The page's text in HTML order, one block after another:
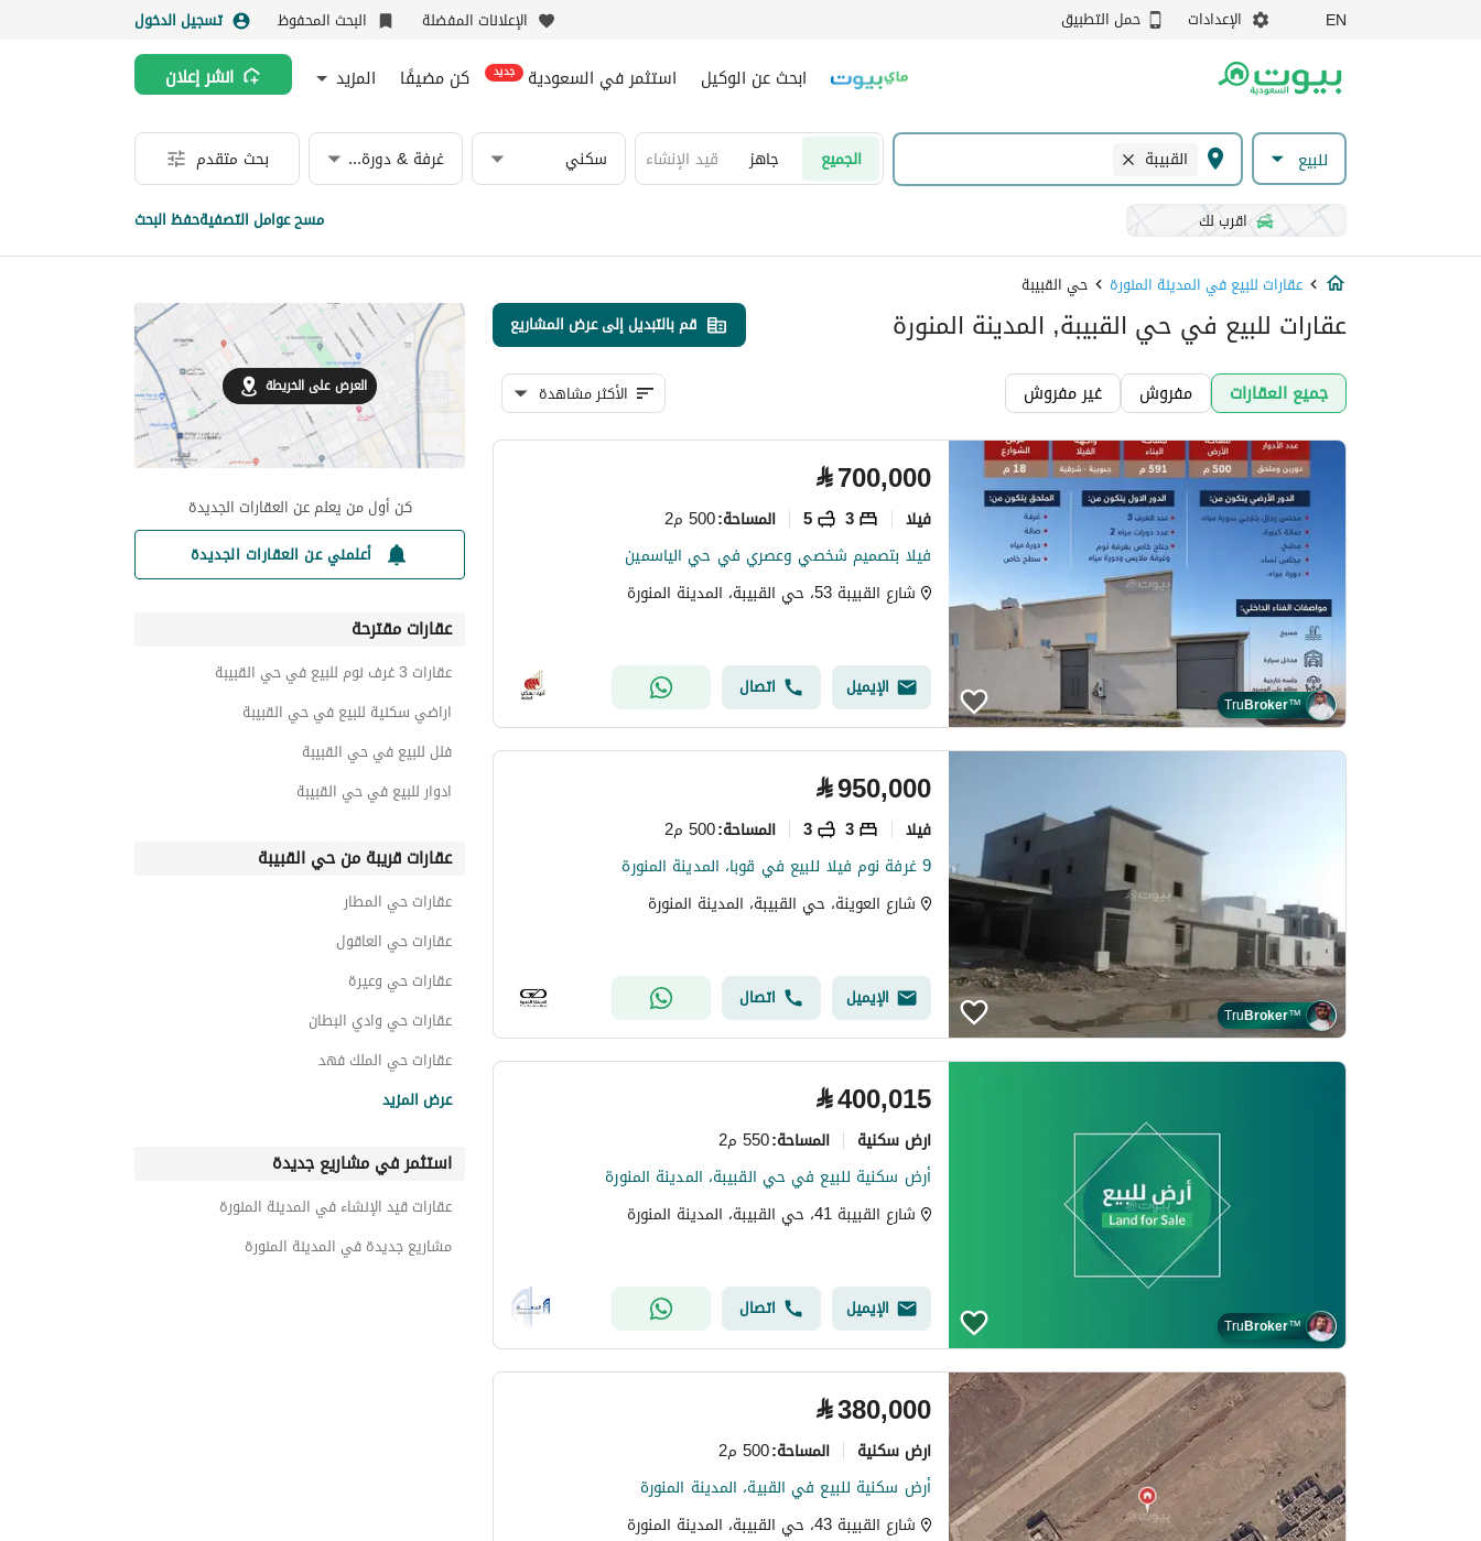
EN الإعدادات حمل التطبيق الإعلانات المفضلة البحث المحفوظ تسجيل الدخول
ابحث عن الوكيل استثمر في السعودية جديد كن مضيفًا المزيد انشر إعلان
للبيع القبيبة الجميع جاهز قيد الإنشاء سكني غرفة & دورة مياه بحث متقدم
اقرب لك مسح عوامل التصفيةحفظ البحث
عقارات للبيع في المدينة المنورة حي القبيبة
عقارات للبيع في حي القبيبة, المدينة المنورة قم بالتبديل إلى عرض المشاريع
جميع العقارات مفروش غير مفروش الأكثر مشاهدة
TruBroker™
⃁700,000
فیلا 3
5 المساحة:500 م2
فيلا بتصميم شخصي وعصري في حي الياسمين
شارع القبيبة 53، حي القبيبة، المدينة المنورة
الإيميل اتصال
TruBroker™
⃁950,000
فیلا 3
3 المساحة:500 م2
9 غرفة نوم فيلا للبيع في قوبا، المدينة المنورة
شارع العوينة، حي القبيبة، المدينة المنورة
الإيميل اتصال
TruBroker™
⃁400,015
ارض سكنية المساحة:550 م2
أرض سكنية للبيع في حي القبيبة، المدينة المنورة
شارع القبيبة 41، حي القبيبة، المدينة المنورة
الإيميل اتصال
⃁380,000
ارض سكنية المساحة:500 م2
أرض سكنية للبيع في القبية، المدينة المنورة
شارع القبيبة 43، حي القبيبة، المدينة المنورة
العرض على الخريطة
كن أول من يعلم عن العقارات الجديدة
أعلمني عن العقارات الجديدة
عقارات مقترحة
عقارات 3 غرف نوم للبيع في حي القبيبة
اراضي سكنية للبيع في حي القبيبة
فلل للبيع في حي القبيبة
ادوار للبيع في حي القبيبة
عقارات قريبة من حي القبيبة
عقارات حي المطار
عقارات حي العاقول
عقارات حي وعيرة
عقارات حي وادي البطان
عقارات حي الملك فهد
عقارات حي التلعة
عقارات حي الشافية
عقارات حي شظاة
عرض المزيد
استثمر في مشاريع جديدة
عقارات قيد الإنشاء في المدينة المنورة
مشاريع جديدة في المدينة المنورة